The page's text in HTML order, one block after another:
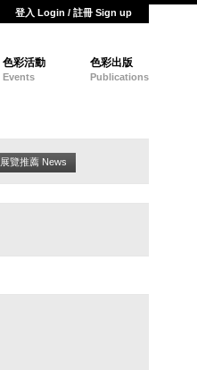
登入 Login / 註冊 Sign up
色彩活動
Events
色彩出版
Publications
展覽推薦 News